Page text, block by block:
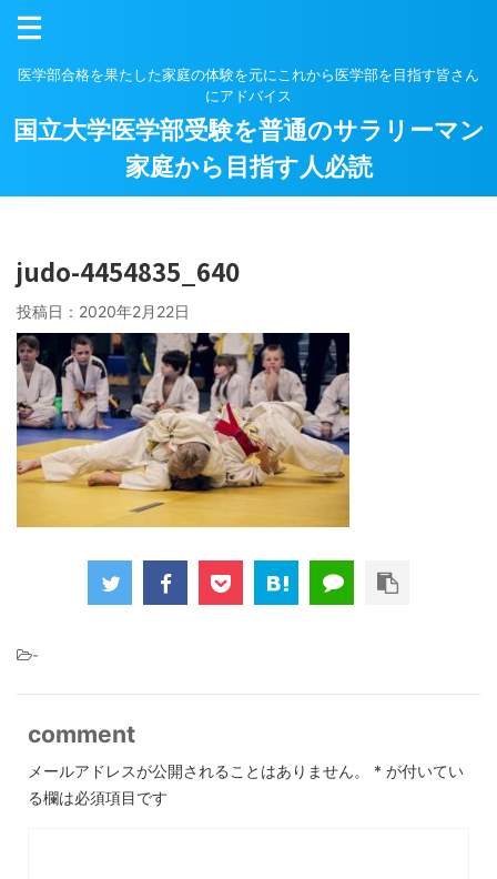
医学部合格を果たした家庭の体験を元にこれから医学部を目指す皆さん
にアドバイス
国立大学医学部受験を普通のサラリーマン
家庭から目指す人必読
judo-4454835_640
投稿日： 2020年2月22日
-
comment
メールアドレスが公開されることはありません。 * が付いてい
る欄は必須項目です